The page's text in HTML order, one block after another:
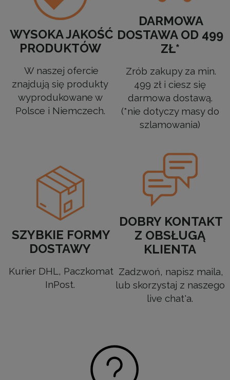
WYSOKA JAKOŚĆ
PRODUKTÓW
W naszej ofercie
znajdują się produkty
wyprodukowane w
Polsce i Niemczech.
DARMOWA
DOSTAWA OD 499
ZŁ*
Zrób zakupy za min.
499 zł i ciesz się
darmowa dostawą.
(*nie dotyczy masy do
szlamowania)
SZYBKIE FORMY
DOSTAWY
Kurier DHL, Paczkomat
InPost.
DOBRY KONTAKT
Z OBSŁUGĄ
KLIENTA
Zadzwoń, napisz maila,
lub skorzystaj z naszego
live chat'a.